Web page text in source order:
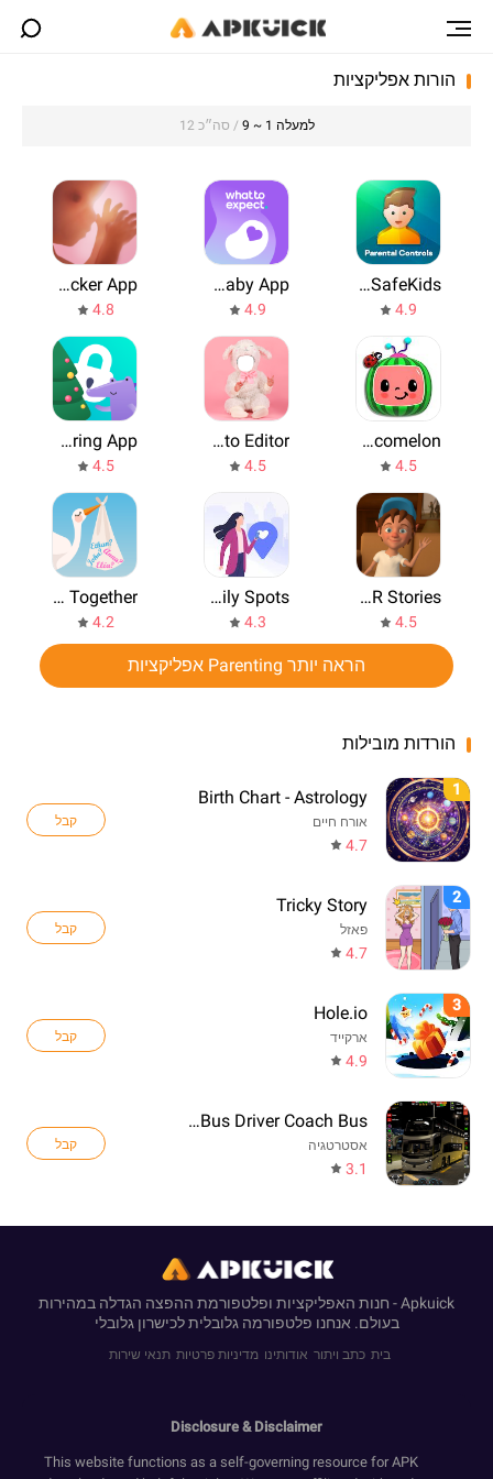
הורות אפליקציות
למעלה 1 ~ 9 / סה״כ 12
Kaspersky SafeKids
4.9
Pregnancy Tracker & Baby App
4.9
Pregnancy + | Tracker App
4.8
Cocomelon
4.5
Costume for Kids: Photo Editor
4.5
Kids360: Child Monitoring App
4.5
Elfmonn Kids VR & AR Stories
4.5
Family Spots
4.3
Baby Name Together
4.2
הראה יותר Parenting אפליקציות
הורדות מובילות
1
Birth Chart - Astrology
אורח חיים
4.7
קבל
2
Tricky Story
פאזל
4.7
קבל
3
Hole.io
ארקייד
4.9
קבל
Real Bus Driver Coach Bus
אסטרטגיה
3.1
קבל
Apkuick - חנות האפליקציות ופלטפורמת ההפצה הגדלה במהירות
בעולם. אנחנו פלטפורמה גלובלית לכישרון גלובלי
בית כתב ויתור אודותינו מדיניות פרטיות תנאי שירות
Disclosure & Disclaimer
This website functions as a self-governing resource for APK